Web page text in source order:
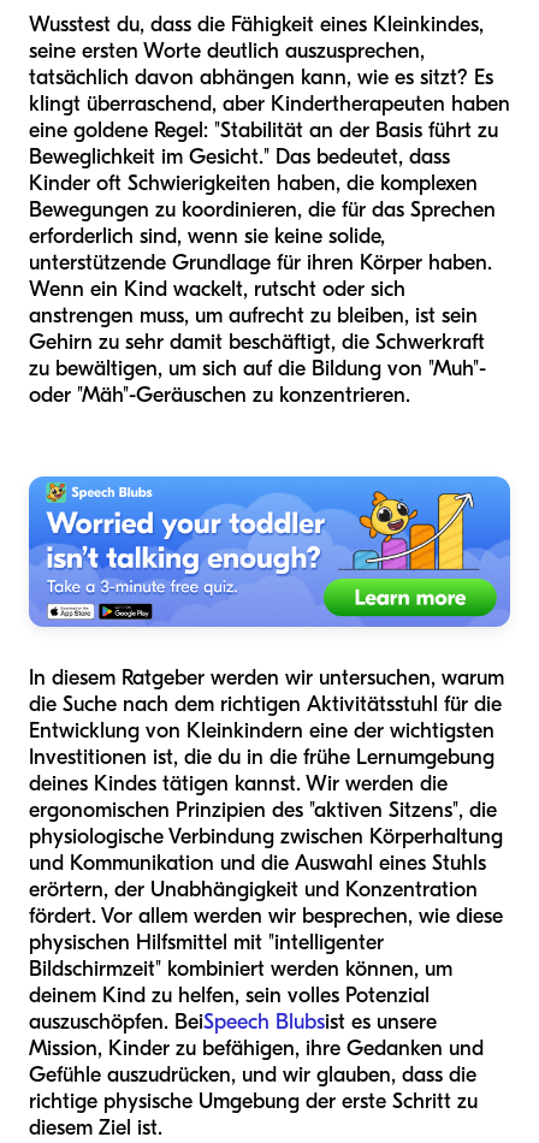
Wusstest du, dass die Fähigkeit eines Kleinkindes,
seine ersten Worte deutlich auszusprechen,
tatsächlich davon abhängen kann, wie es sitzt? Es
klingt überraschend, aber Kindertherapeuten haben
eine goldene Regel: "Stabilität an der Basis führt zu
Beweglichkeit im Gesicht." Das bedeutet, dass
Kinder oft Schwierigkeiten haben, die komplexen
Bewegungen zu koordinieren, die für das Sprechen
erforderlich sind, wenn sie keine solide,
unterstützende Grundlage für ihren Körper haben.
Wenn ein Kind wackelt, rutscht oder sich
anstrengen muss, um aufrecht zu bleiben, ist sein
Gehirn zu sehr damit beschäftigt, die Schwerkraft
zu bewältigen, um sich auf die Bildung von "Muh"-
oder "Mäh"-Geräuschen zu konzentrieren.
In diesem Ratgeber werden wir untersuchen, warum
die Suche nach dem richtigen Aktivitätsstuhl für die
Entwicklung von Kleinkindern eine der wichtigsten
Investitionen ist, die du in die frühe Lernumgebung
deines Kindes tätigen kannst. Wir werden die
ergonomischen Prinzipien des "aktiven Sitzens", die
physiologische Verbindung zwischen Körperhaltung
und Kommunikation und die Auswahl eines Stuhls
erörtern, der Unabhängigkeit und Konzentration
fördert. Vor allem werden wir besprechen, wie diese
physischen Hilfsmittel mit "intelligenter
Bildschirmzeit" kombiniert werden können, um
deinem Kind zu helfen, sein volles Potenzial
auszuschöpfen. BeiSpeech Blubsist es unsere
Mission, Kinder zu befähigen, ihre Gedanken und
Gefühle auszudrücken, und wir glauben, dass die
richtige physische Umgebung der erste Schritt zu
diesem Ziel ist.